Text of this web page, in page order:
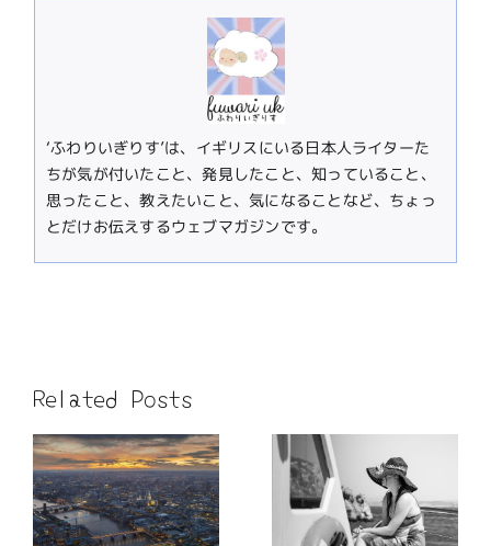
‘ふわりいぎりす’は、イギリスにいる日本人ライターた
ちが気が付いたこと、発見したこと、知っていること、
思ったこと、教えたいこと、気になることなど、ちょっ
とだけお伝えするウェブマガジンです。
Related Posts